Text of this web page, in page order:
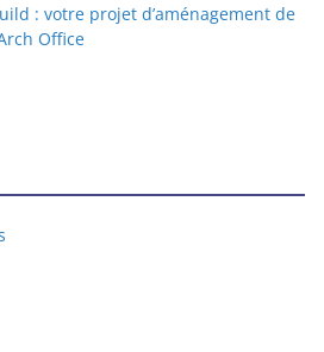
: votre projet d’aménagement de
Office